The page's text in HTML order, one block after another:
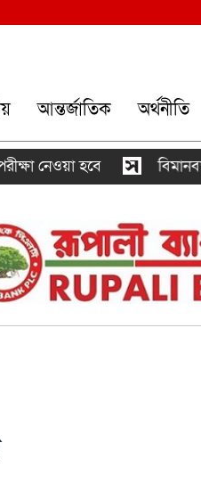
আন্তর্জাতিক অর্থনীতি
নেওয়া হবে